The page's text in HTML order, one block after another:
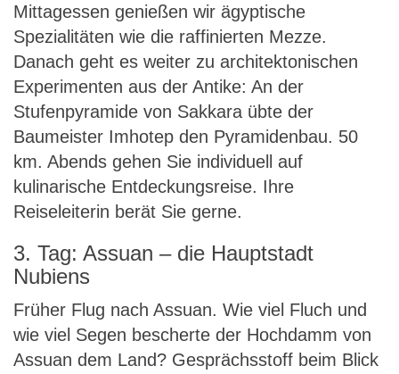
Mittagessen genießen wir ägyptische
Spezialitäten wie die raffinierten Mezze.
Danach geht es weiter zu architektonischen
Experimenten aus der Antike: An der
Stufenpyramide von Sakkara übte der
Baumeister Imhotep den Pyramidenbau. 50
km. Abends gehen Sie individuell auf
kulinarische Entdeckungsreise. Ihre
Reiseleiterin berät Sie gerne.
3. Tag: Assuan – die Hauptstadt
Nubiens
Früher Flug nach Assuan. Wie viel Fluch und
wie viel Segen bescherte der Hochdamm von
Assuan dem Land? Gesprächsstoff beim Blick